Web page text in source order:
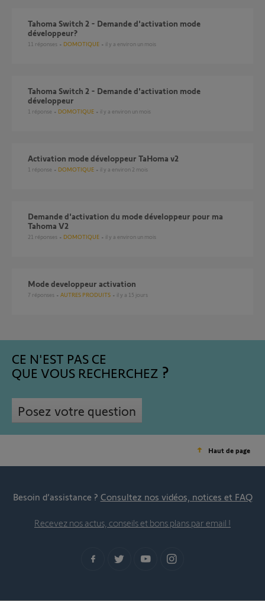
Tahoma Switch 2 - Demande d'activation mode
développeur?
11 réponses DOMOTIQUE il y a environ un mois
Tahoma Switch 2 - Demande d'activation mode
développeur
1 réponse DOMOTIQUE il y a environ un mois
Activation mode développeur TaHoma v2
1 réponse DOMOTIQUE il y a environ 2 mois
Demande d'activation du mode développeur pour ma
Tahoma V2
21 réponses DOMOTIQUE il y a environ un mois
mode developpeur activation
7 réponses AUTRES PRODUITS il y a 15 jours
CE N'EST PAS CE
QUE VOUS RECHERCHEZ
Posez votre question
Haut de page
Besoin d’assistance ? Consultez nos vidéos, notices et FAQ
Recevez nos actus, conseils et bons plans par email !